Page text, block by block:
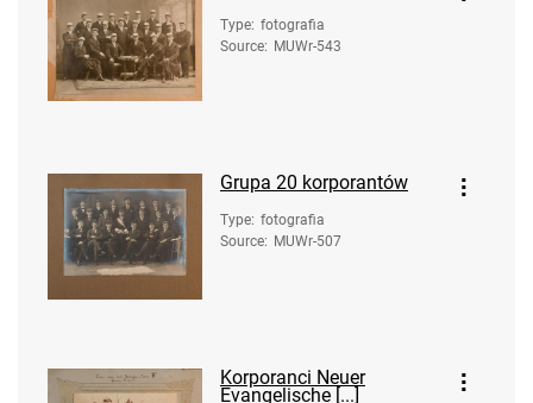
Type: fotografia
Source: MUWr-543
Grupa 20 korporantów
Type: fotografia
Source: MUWr-507
Korporanci Neuer
Evangelische [...]